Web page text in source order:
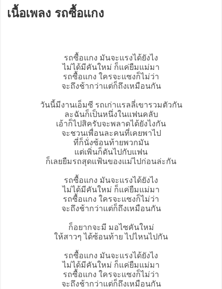
เนื้อเพลง รถซื้อแกง
รถซื้อแกง มันจะแรงได้ยังไง
ไม่ได้มีคันใหม่ ก็แค่ยืมแม่มา
รถซื้อแกง ใครจะแซงก็ไม่ว่า
จะถึงช้ากว่าแต่ก็ถึงเหมือนกัน
วันนี้มีงานเอ็มซี รถเก่าแรลลี่เขารวมตัวกัน
ละฉันก็เป็นหนึ่งในแฟนคลับ
เอ้าก็ไปสิครับจะพลาดได้ยังไงกัน
จะชวนเพื่อนละคนที่เคยพาไป
ที่ก็นั่งซ้อนท้ายพวกมัน
แต่เพิ่นก็ดันไปกับแฟน
ก็เลยยืมรถสุดแฟ้นของแม่ไปก่อนล่ะกัน
รถซื้อแกง มันจะแรงได้ยังไง
ไม่ได้มีคันใหม่ ก็แค่ยืมแม่มา
รถซื้อแกง ใครจะแซงก็ไม่ว่า
จะถึงช้ากว่าแต่ก็ถึงเหมือนกัน
ก็อยากจะมี มอไซคันใหม่
ให้สาวๆ ได้ซ้อนท้าย ไปไหนไปกัน
รถซื้อแกง มันจะแรงได้ยังไง
ไม่ได้มีคันใหม่ ก็แค่ยืมแม่มา
รถซื้อแกง ใครจะแซงก็ไม่ว่า
จะถึงช้ากว่าแต่ก็ถึงเหมือนกัน